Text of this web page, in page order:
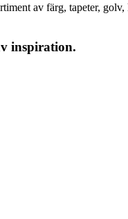
av färg, tapeter,
inspiration.